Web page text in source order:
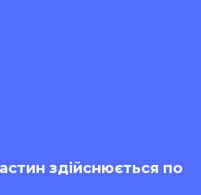
здійснюється по